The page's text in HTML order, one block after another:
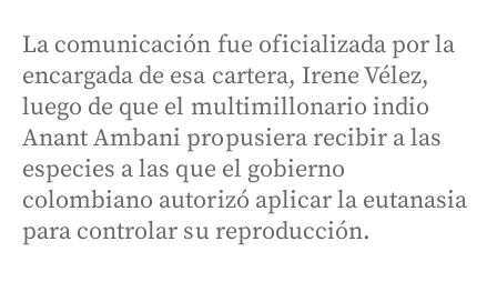
La comunicación fue oficializada por la
encargada de esa cartera, Irene Vélez,
luego de que el multimillonario indio
Anant Ambani propusiera recibir a las
especies a las que el gobierno
colombiano autorizó aplicar la eutanasia
para controlar su reproducción.